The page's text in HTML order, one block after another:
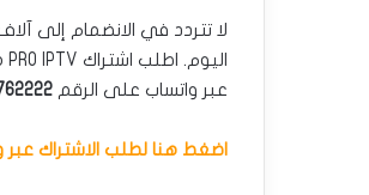
لا تتردد في الانضمام إلى
عبر واتساب على الرقم
اضغط هنا لطلب الاشتراك عبر